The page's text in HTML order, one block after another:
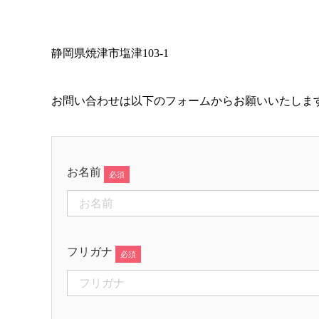
静岡県焼津市塩津103-1
お問い合わせは以下のフォームからお願いいたしま
お名前
フリガナ